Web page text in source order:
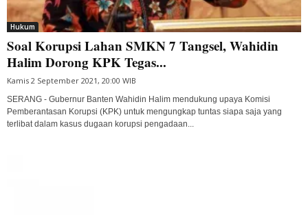
Hukum
Soal Korupsi Lahan SMKN 7 Tangsel, Wahidin
Halim Dorong KPK Tegas...
Kamis 2 September 2021, 20:00 WIB
SERANG - Gubernur Banten Wahidin Halim mendukung upaya Komisi
Pemberantasan Korupsi (KPK) untuk mengungkap tuntas siapa saja yang
terlibat dalam kasus dugaan korupsi pengadaan...